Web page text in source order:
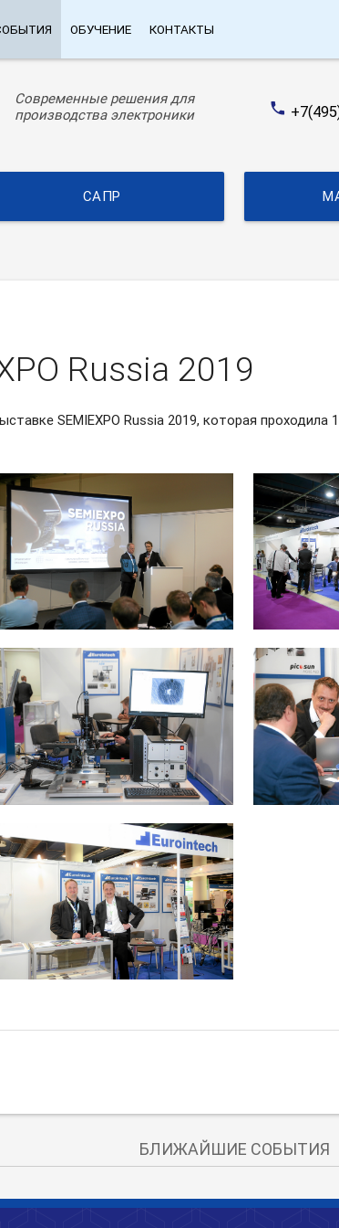
ОБУЧЕНИЕ КОНТАКТЫ
Современные решения для
производства электроники
phone
САПР
Russia 2019
SEMIEXPO Russia 2019, которая
БЛИЖАЙШИЕ СОБЫТИЯ